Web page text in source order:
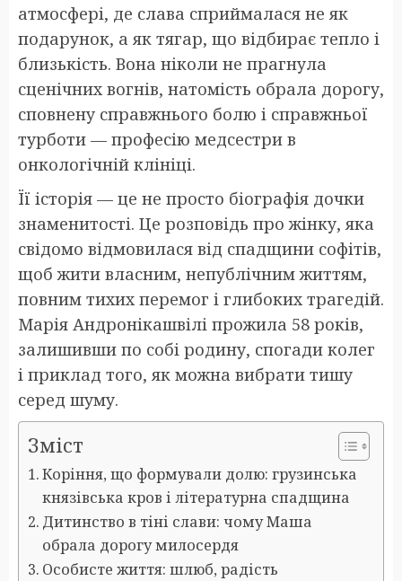
атмосфері, де слава сприймалася не як
подарунок, а як тягар, що відбирає тепло і
близькість. Вона ніколи не прагнула
сценічних вогнів, натомість обрала дорогу,
сповнену справжнього болю і справжньої
турботи — професію медсестри в
онкологічній клініці.
Її історія — це не просто біографія дочки
знаменитості. Це розповідь про жінку, яка
свідомо відмовилася від спадщини софітів,
щоб жити власним, непублічним життям,
повним тихих перемог і глибоких трагедій.
Марія Андронікашвілі прожила 58 років,
залишивши по собі родину, спогади колег
і приклад того, як можна вибрати тишу
серед шуму.
Зміст
Коріння, що формували долю: грузинська
князівська кров і літературна спадщина
Дитинство в тіні слави: чому Маша
обрала дорогу милосердя
Особисте життя: шлюб, радість